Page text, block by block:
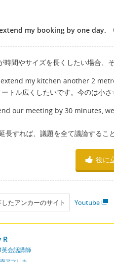
my booking by one day.
時間やサイズを長くしたい場合、
my kitchen another 2
ートル広くしたいです。今のは小さ
our meeting by 30 minutes,
長すれば、議題を全て議論するこ
役に
したアンカーのサイト Youtube
R
会話講師